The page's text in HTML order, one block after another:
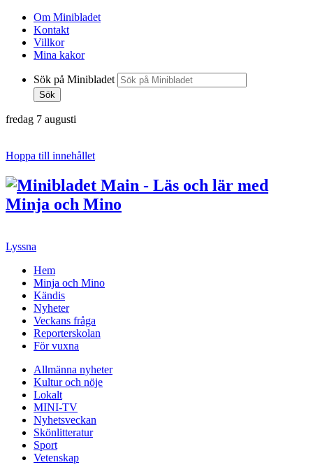
Om Minibladet
Kontakt
Villkor
Mina kakor
Sök på Minibladet
Sök
fredag 7 augusti
Hoppa till innehållet
Lyssna
Hem
Minja och Mino
Kändis
Nyheter
Veckans fråga
Reporterskolan
För vuxna
Allmänna nyheter
Kultur och nöje
Lokalt
MINI-TV
Nyhetsveckan
Skönlitteratur
Sport
Vetenskap